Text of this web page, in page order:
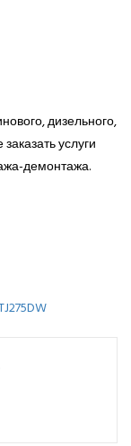
дизельного,
услуги
демонтажа.